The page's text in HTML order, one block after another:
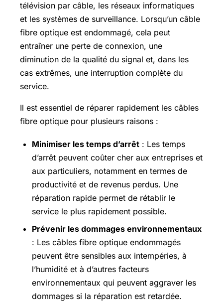
télévision par câble, les réseaux informatiques
et les systèmes de surveillance. Lorsqu’un câble
fibre optique est endommagé, cela peut
entraîner une perte de connexion, une
diminution de la qualité du signal et, dans les
cas extrêmes, une interruption complète du
service.
Il est essentiel de réparer rapidement les câbles
fibre optique pour plusieurs raisons :
Minimiser les temps d’arrêt : Les temps
d’arrêt peuvent coûter cher aux entreprises et
aux particuliers, notamment en termes de
productivité et de revenus perdus. Une
réparation rapide permet de rétablir le
service le plus rapidement possible.
Prévenir les dommages environnementaux
: Les câbles fibre optique endommagés
peuvent être sensibles aux intempéries, à
l’humidité et à d’autres facteurs
environnementaux qui peuvent aggraver les
dommages si la réparation est retardée.